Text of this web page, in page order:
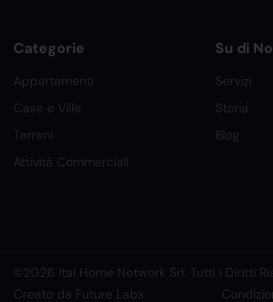
Categorie
Appartamenti
Case e Ville
Terreni
Attività Commerciali
Su di
Servizi
Storia
Blog
©2026 Ital Home Network Srl. Tutti i Diritti
Creato da Future Labs